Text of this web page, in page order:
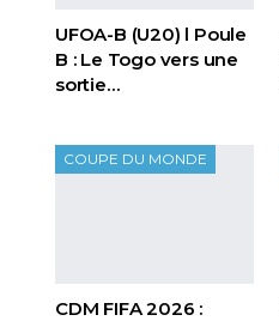
UFOA-B (U20) l Poule
B : Le Togo vers une
sortie…
COUPE DU MONDE
CDM FIFA 2026 :